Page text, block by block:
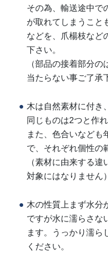
その為、輸送途中で
が取れてしまうこと
などを、爪楊枝など
下さい。
（部品の接着部分
当たらない事ご了承
木は自然素材に付き
同じものは2つと作れ
また、色合いなども
で、それぞれ個性の
（素材に由来する
対象にはなりません）
木の性質上まず水分
ですが水に濡らさな
ます。うっかり濡ら
ください。